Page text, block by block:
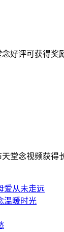
好评可获得
堂念视频获
爱从未走远
温暖时光